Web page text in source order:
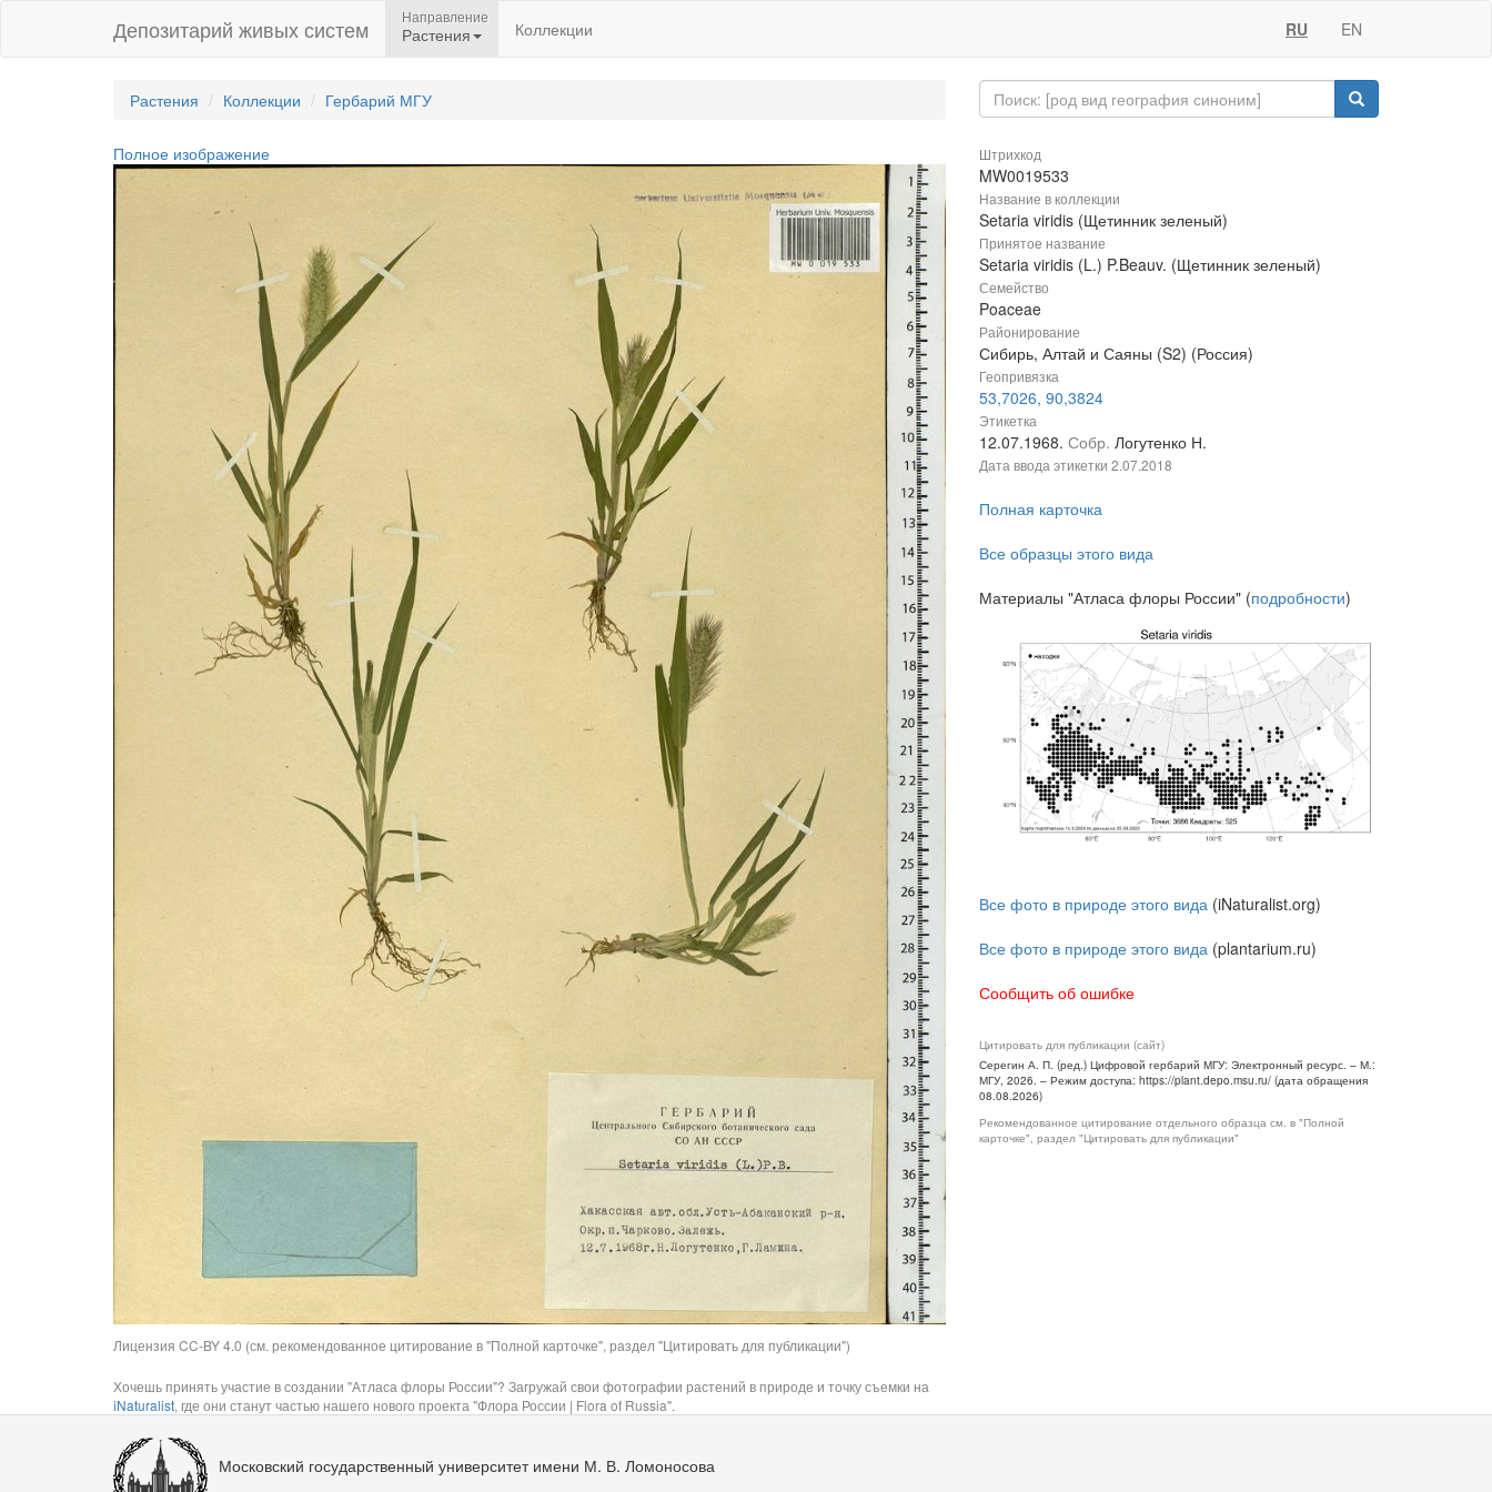
Депозитарий живых систем Направление
Растения Коллекции RU EN
Растения Коллекции Гербарий МГУ
Полное изображение
Лицензия CC-BY 4.0 (см. рекомендованное цитирование в "Полной карточке", раздел "Цитировать для публикации")
Хочешь принять участие в создании "Атласа флоры России"? Загружай свои фотографии растений в природе и точку съемки на
iNaturalist, где они станут частью нашего нового проекта "Флора России | Flora of Russia".
Штрихкод
MW0019533
Название в коллекции
Setaria viridis (Щетинник зеленый)
Принятое название
Setaria viridis (L.) P.Beauv. (Щетинник зеленый)
Семейство
Poaceae
Районирование
Сибирь, Алтай и Саяны (S2) (Россия)
Геопривязка
53,7026, 90,3824
Этикетка
12.07.1968. Собр. Логутенко Н.
Дата ввода этикетки 2.07.2018
Полная карточка
Все образцы этого вида
Материалы "Атласа флоры России" (подробности)
Все фото в природе этого вида (iNaturalist.org)
Все фото в природе этого вида (plantarium.ru)
Сообщить об ошибке
Цитировать для публикации (сайт)
Серегин А. П. (ред.) Цифровой гербарий МГУ: Электронный ресурс. – М.:
МГУ, 2026. – Режим доступа: https://plant.depo.msu.ru/ (дата обращения
08.08.2026)
Рекомендованное цитирование отдельного образца см. в "Полной
карточке", раздел "Цитировать для публикации"
Московский государственный университет имени М. В. Ломоносова